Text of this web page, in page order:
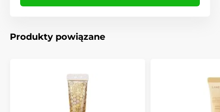
Produkty powiązane